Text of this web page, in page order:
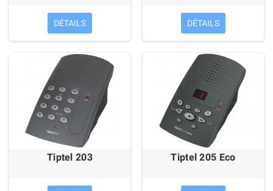
DÉTAILS DÉTAILS
Tiptel 203 Tiptel 205 Eco